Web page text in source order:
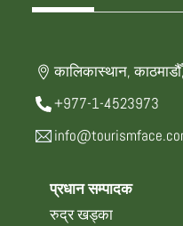
कालिकास्थान,
+977-1-4523973
प्रधान सम्पादक
रुद्र खड्का